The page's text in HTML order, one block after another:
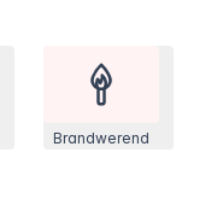
Brandwerend